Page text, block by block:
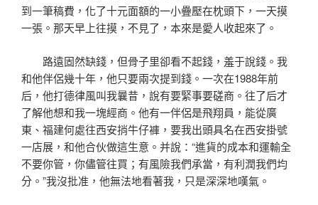
到一筆稿費，化了十元面額的一小疊壓在枕頭下，一天摸
一張。那天早上往摸，不見了，本來是愛人收起來了。
路遠固然缺錢，但骨子里卻看不起錢，羞于說錢。我
和他伴侶幾十年，他只要兩次提到錢。一次在1988年前
后，他打德律風叫我曩昔，說有要緊事要磋商。往了后才
了解他想和我一塊經商。他有一伴侶是飛翔員，能從廣
東、福建何處往西安捎牛仔褲，要我出頭具名在西安掛號
一店展，和他合伙做這生意。并說：“進貨的成本和運輸全
不要你管，你儘管往買；有風險我們承當，有利潤我們均
分。”我沒批准，他無法地看著我，只是深深地嘆氣。